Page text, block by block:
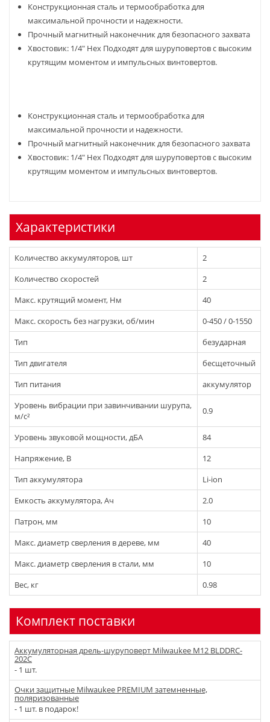
Конструкционная сталь и термообработка для
максимальной прочности и надежности.
Прочный магнитный наконечник для безопасного захвата
Хвостовик: 1/4" Hex Подходят для шуруповертов с высоким
крутящим моментом и импульсных винтовертов.
Конструкционная сталь и термообработка для
максимальной прочности и надежности.
Прочный магнитный наконечник для безопасного захвата
Хвостовик: 1/4" Hex Подходят для шуруповертов с высоким
крутящим моментом и импульсных винтовертов.
Характеристики
Количество аккумуляторов, шт
2
Количество скоростей
2
Макс. крутящий момент, Нм
40
Макс. скорость без нагрузки, об/мин
0-450 / 0-1550
Тип
безударная
Тип двигателя
бесщеточный
Тип питания
аккумулятор
Уровень вибрации при завинчивании шурупа,
м/с²
0.9
Уровень звуковой мощности, дБА
84
Напряжение, В
12
Тип аккумулятора
Li-ion
Емкость аккумулятора, Ач
2.0
Патрон, мм
10
Макс. диаметр сверления в дереве, мм
40
Макс. диаметр сверления в стали, мм
10
Вес, кг
0.98
Комплект поставки
Аккумуляторная дрель-шуруповерт Milwaukee M12 BLDDRC-
202C
- 1 шт.
Очки защитные Milwaukee PREMIUM затемненные,
поляризованные
- 1 шт. в подарок!